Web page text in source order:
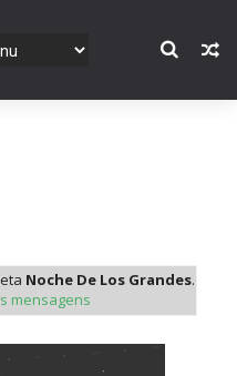
Aug 2026
Noche De Los Grandes.
mensagens